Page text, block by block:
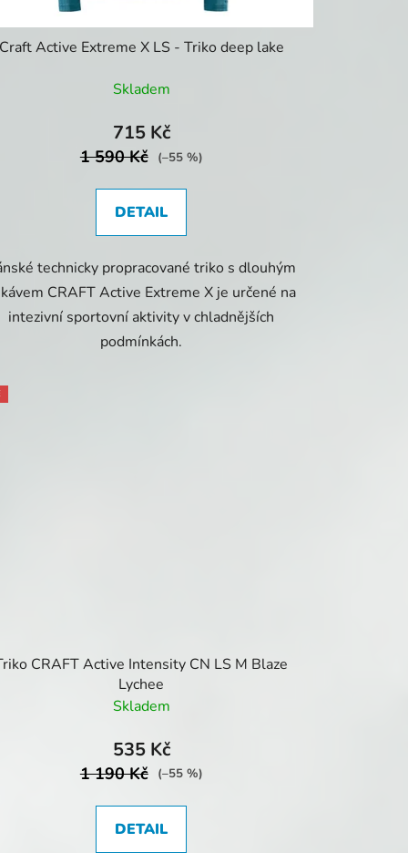
Active Extreme X LS - Triko deep lake
Skladem
715 Kč
1 590 Kč (–55 %)
DETAIL
technicky propracované triko s dlouhým
CRAFT Active Extreme X je určené na
intezivní sportovní aktivity v chladnějších
podmínkách.
CRAFT Active Intensity CN LS M Blaze
Lychee
Skladem
535 Kč
1 190 Kč (–55 %)
DETAIL